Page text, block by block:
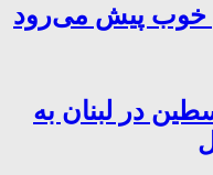
خوب پیش می‌رود
در لبنان به